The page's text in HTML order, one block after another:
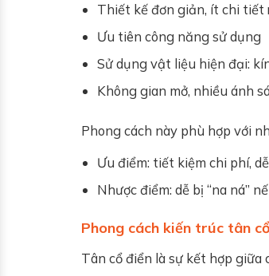
Thiết kế đơn giản, ít chi tiết
Ưu tiên công năng sử dụng
Sử dụng vật liệu hiện đại:
Không gian mở, nhiều ánh
Phong cách này phù hợp với
Ưu điểm: tiết kiệm chi phí,
Nhược điểm: dễ bị “na ná”
Phong cách kiến trúc tân
Tân cổ điển là sự kết hợp